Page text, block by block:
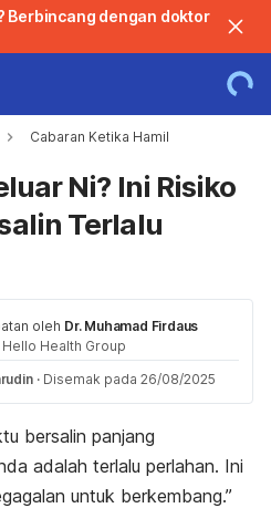
Berbincang dengan doktor
Cabaran Ketika Hamil
Ni? Ini Risiko
Terlalu
oleh Dr. Muhamad Firdaus
Hello Health Group
· Disemak pada 26/08/2025
bersalin panjang
adalah terlalu perlahan. Ini
untuk berkembang.”